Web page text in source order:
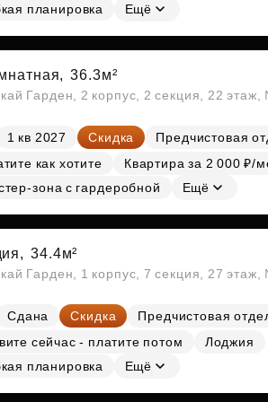
планировка Ещё
36.3м²
Гарден, 2 корпус, 2 секция, 22
1 кв 2027 Скидка
Предчистовая
как хотите
Квартира за 2 000 ₽/
зона с гардеробной
Ещё
34.4м²
Гарден, 1 корпус, 7 секция, 27
Сдана Скидка
Предчистовая
сейчас - платите потом
Лоджия
планировка
Ещё